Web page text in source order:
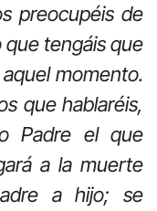
preocupéis de
que tengáis que
momento.
que hablaréis,
Padre el que
a la muerte
a hijo; se